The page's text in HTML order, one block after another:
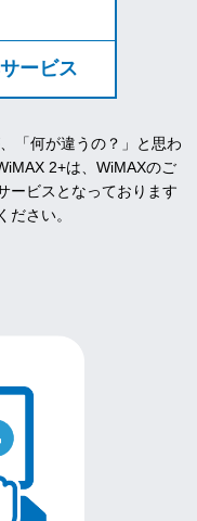
ービス
「何が違うの？」と思わ
2+は、WiMAXのご
ービスとなっております
さい。